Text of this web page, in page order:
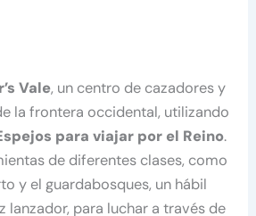
Vale, un centro de cazadores y
la frontera occidental, utilizando
para viajar por el Reino.
de diferentes clases, como
y el guardabosques, un hábil
lanzador, para luchar a través de